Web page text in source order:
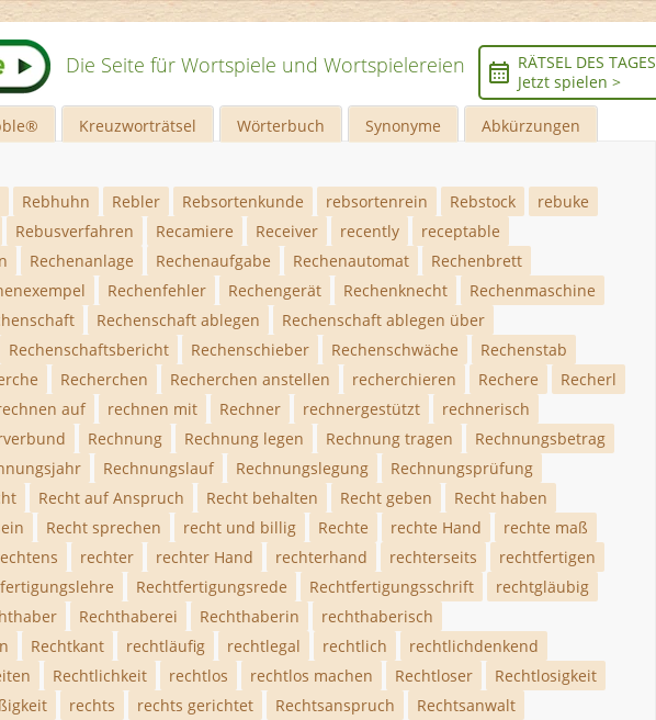
Die Seite für Wortspiele und Wortspielereien
RÄTSEL DES TAGES
Jetzt spielen >
Kreuzworträtsel Wörterbuch Synonyme Abkürzungen
Rebhuhn Rebler Rebsortenkunde rebsortenrein Rebstock
rebuke
Rebusverfahren Recamiere Receiver recently
receptable
Rechenanlage Rechenaufgabe Rechenautomat
Rechenbrett
Rechenfehler Rechengerät Rechenknecht
Rechenmaschine
Rechenschaft ablegen
Rechenschaft ablegen über
Rechenschaftsbericht Rechenschieber Rechenschwäche
Rechenstab
Recherchen Recherchen anstellen recherchieren Rechere
Recherl
auf rechnen mit Rechner rechnergestützt
rechnerisch
Rechnung Rechnung legen Rechnung tragen
Rechnungsbetrag
Rechnungslauf Rechnungslegung
Rechnungsprüfung
Recht auf Anspruch Recht behalten Recht geben
Recht haben
Recht sprechen recht und billig Rechte rechte Hand
rechte maß
rechter rechter Hand rechterhand rechterseits
rechtfertigen
Rechtfertigungsrede Rechtfertigungsschrift
rechtgläubig
Rechthaberei Rechthaberin
rechthaberisch
Rechtkant rechtläufig rechtlegal rechtlich
rechtlichdenkend
Rechtlichkeit rechtlos rechtlos machen Rechtloser
Rechtlosigkeit
rechts rechts gerichtet Rechtsanspruch
Rechtsanwalt